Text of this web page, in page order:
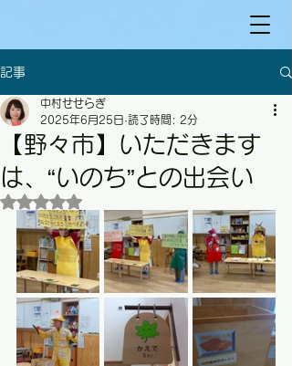
記事
【野々市】いただきます
は、“いのち”との出会い
中村せせらぎ
2025年6月25日 読了時間: 2分
5つ星のうちNaNと評価されています。